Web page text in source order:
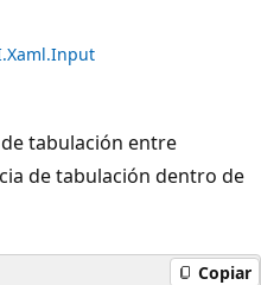
tabulación entre
de tabulación dentro de
Copiar